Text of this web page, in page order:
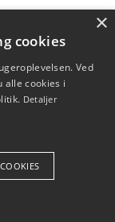
×
cookies
Ved
alle cookies i
Detaljer